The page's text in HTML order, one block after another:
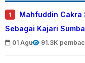
1
Mahfuddin Cakra
Sebagai Kajari
01 Agu 91.3K